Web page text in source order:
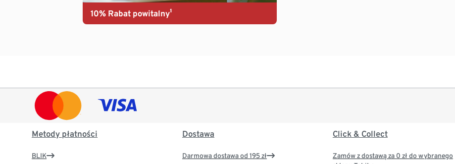
10% Rabat powitalny¹
Metody płatności
BLIK
Dostawa
Darmowa dostawa od 195 zł
Click & Collect
Zamów z dostawą za 0 zł do wybranego